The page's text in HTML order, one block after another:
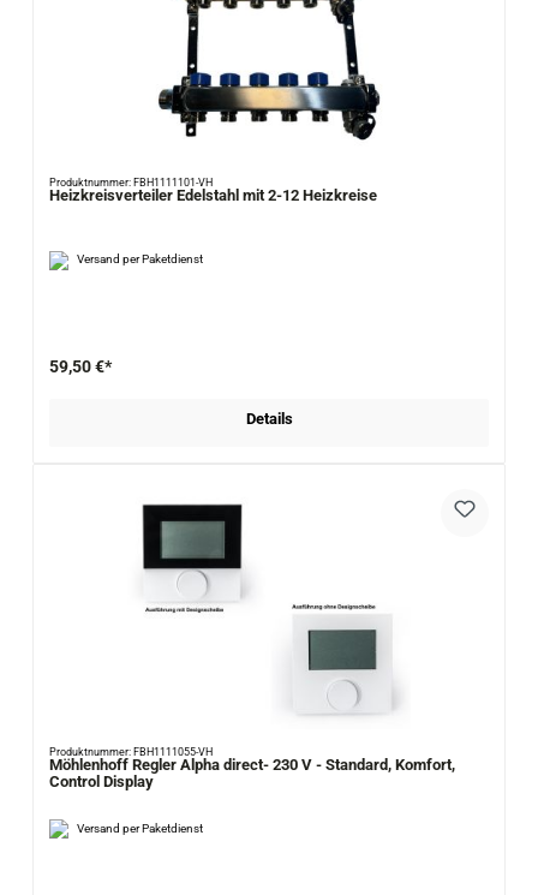
Produktnummer: FBH1111101-VH
Heizkreisverteiler Edelstahl mit 2-12 Heizkreise
Versand per Paketdienst
59,50 €*
Details
Produktnummer: FBH1111055-VH
Möhlenhoff Regler Alpha direct- 230 V - Standard, Komfort,
Control Display
Versand per Paketdienst